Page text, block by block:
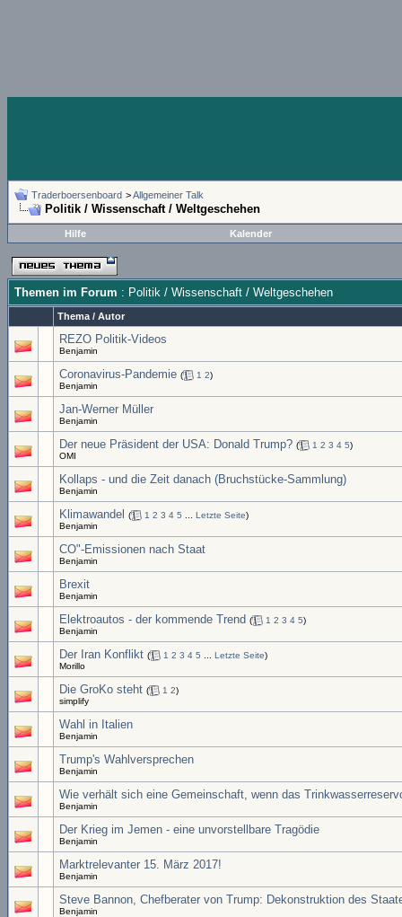
Traderboersenboard >Allgemeiner Talk
Politik / Wissenschaft / Weltgeschehen
Hilfe Kalender
Themen im Forum : Politik / Wissenschaft / Weltgeschehen
Thema / Autor
REZO Politik-Videos
Benjamin
Coronavirus-Pandemie ( 1 2)
Benjamin
Jan-Werner Müller
Benjamin
Der neue Präsident der USA: Donald Trump? ( 1 2 3 4 5)
OMI
Kollaps - und die Zeit danach (Bruchstücke-Sammlung)
Benjamin
Klimawandel ( 1 2 3 4 5 Letzte Seite)
Benjamin
CO"-Emissionen nach Staat
Benjamin
Brexit
Benjamin
Elektroautos - der kommende Trend ( 1 2 3 4 5)
Benjamin
Der Iran Konflikt ( 1 2 3 4 5 Letzte Seite)
Morillo
Die GroKo steht ( 1 2)
simplify
Wahl in Italien
Benjamin
Trump's Wahlversprechen
Benjamin
Wie verhält sich eine Gemeinschaft, wenn das
Benjamin
Der Krieg im Jemen - eine unvorstellbare Tragödie
Benjamin
Marktrelevanter 15. März 2017!
Benjamin
Steve Bannon, Chefberater von Trump: Dekonstruktion des
Benjamin